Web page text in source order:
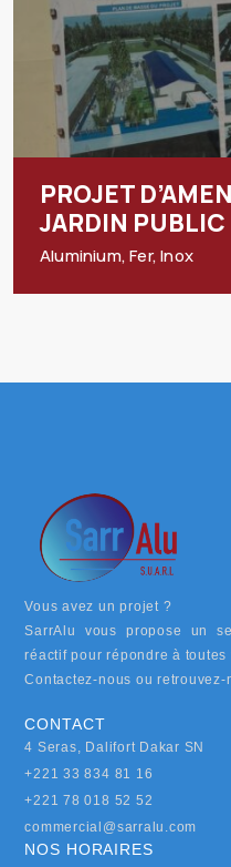
PROJET
JARDIN PUBLIC
Aluminium,Fer,Inox
Vous avez un projet ?
SarrAlu vous propose un
réactif pour répondre à toutes
Contactez-nous ou
CONTACT
4 Seras, Dalifort Dakar SN
+221 33 834 81 16
+221 78 018 52 52
commercial@sarralu.com
NOS HORAIRES